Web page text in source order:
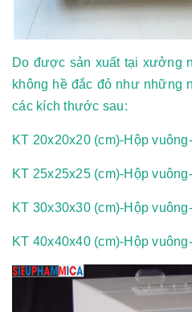
Do được sản xuất tại xưởng
không hề đắc đỏ như những
các kích thước sau:
KT 20x20x20 (cm)-Hộp
KT 25x25x25 (cm)-Hộp
KT 30x30x30 (cm)-Hộp
KT 40x40x40 (cm)-Hộp